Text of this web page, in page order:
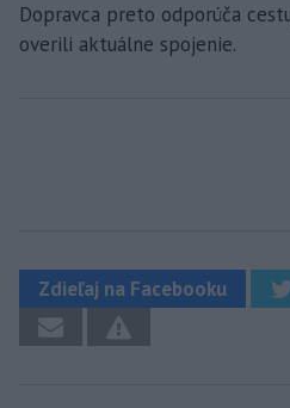
Dopravca preto odporúča
overili aktuálne spojenie.
Zdieľaj na Facebooku